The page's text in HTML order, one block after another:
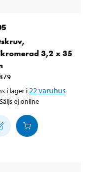
3,2 x 35
i lager i 22 varuhus
Säljs ej online